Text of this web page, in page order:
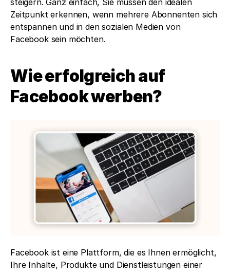
Zeitpunkt erkennen, wenn mehrere Abonnenten sich
entspannen und in den sozialen Medien von
Facebook sein möchten.
Wie erfolgreich auf
Facebook werben?
Facebook ist eine Plattform, die es Ihnen ermöglicht,
Ihre Inhalte, Produkte und Dienstleistungen einer